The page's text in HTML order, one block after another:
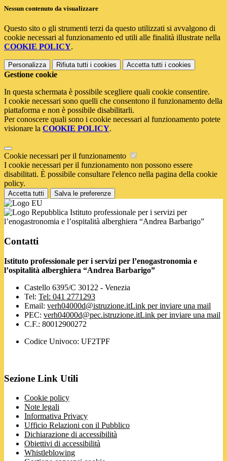
Nessun contenuto da visualizzare
Questo sito o gli strumenti terzi da questo utilizzati si avvalgono di
cookie necessari al funzionamento ed utili alle finalità illustrate nella
COOKIE POLICY.
Personalizza Rifiuta tutti i cookies Accetta tutti i cookies
Gestione cookie
In questa schermata è possibile scegliere quali cookie consentire.
I cookie necessari sono quelli che consentono il funzionamento della
piattaforma e non è possibile disabilitarli.
Per conoscere quali sono i cookie necessari al funzionamento potete
visionare la COOKIE POLICY.
Cookie necessari per il funzionamento
I cookie necessari per il funzionamento non possono essere
disabilitati. È possibile consultare l'elenco nella pagina della cookie
policy.
Accetta tutti Salva le preferenze
Istituto professionale per i servizi per
l’enogastronomia e l’ospitalità alberghiera “Andrea Barbarigo”
Contatti
Istituto professionale per i servizi per l’enogastronomia e
l’ospitalità alberghiera “Andrea Barbarigo”
Castello 6395/C 30122 - Venezia
Tel: Tel: 041 2771293
Email: verh04000d@istruzione.itLink per inviare una mail
PEC: verh04000d@pec.istruzione.itLink per inviare una mail
C.F.: 80012900272
Codice Univoco: UF2TPF
Sezione Link Utili
Cookie policy
Note legali
Informativa Privacy
Ufficio Relazioni con il Pubblico
Dichiarazione di accessibilità
Obiettivi di accessibilità
Whistleblowing